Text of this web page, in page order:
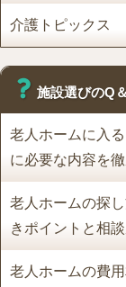
介護トピックス
施設選びのQ
老人ホームに入
に必要な内容を
老人ホームの探
きポイントと相
老人ホームの費